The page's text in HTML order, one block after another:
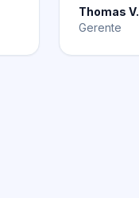
Thomas V.
Gerente